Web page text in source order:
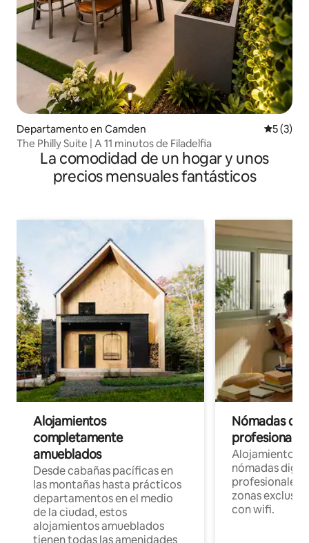
Departamento en Camden
5 (3)
The Philly Suite | A 11 minutos de Filadelfia
La comodidad de un hogar y unos
precios mensuales fantásticos
Alojamientos
completamente
amueblados
Desde cabañas pacíficas en
las montañas hasta prácticos
departamentos en el medio
de la ciudad, estos
alojamientos amueblados
tienen todas las amenidades
Nómadas
Alojamientos
nómadas
profesionales
zonas
con wifi.